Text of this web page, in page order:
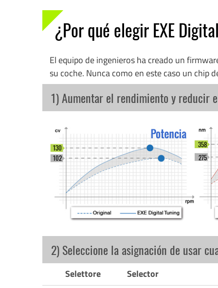
¿Por qué elegir EXE
El equipo de ingenieros ha creado un
su coche. Nunca como en este caso un chip
1) Aumentar el rendimiento y reducir
102
130
275
358
2) Seleccione la asignación de usar
Selettore Selector